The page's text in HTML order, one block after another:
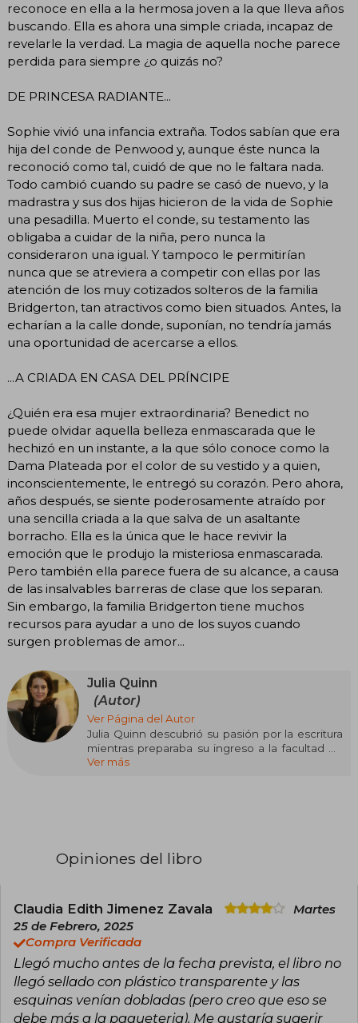
reconoce en ella a la hermosa joven a la que lleva años
buscando. Ella es ahora una simple criada, incapaz de
revelarle la verdad. La magia de aquella noche parece
perdida para siempre ¿o quizás no?
DE PRINCESA RADIANTE...
Sophie vivió una infancia extraña. Todos sabían que era
hija del conde de Penwood y, aunque éste nunca la
reconoció como tal, cuidó de que no le faltara nada.
Todo cambió cuando su padre se casó de nuevo, y la
madrastra y sus dos hijas hicieron de la vida de Sophie
una pesadilla. Muerto el conde, su testamento las
obligaba a cuidar de la niña, pero nunca la
consideraron una igual. Y tampoco le permitirían
nunca que se atreviera a competir con ellas por las
atención de los muy cotizados solteros de la familia
Bridgerton, tan atractivos como bien situados. Antes, la
echarían a la calle donde, suponían, no tendría jamás
una oportunidad de acercarse a ellos.
...A CRIADA EN CASA DEL PRÍNCIPE
¿Quién era esa mujer extraordinaria? Benedict no
puede olvidar aquella belleza enmascarada que le
hechizó en un instante, a la que sólo conoce como la
Dama Plateada por el color de su vestido y a quien,
inconscientemente, le entregó su corazón. Pero ahora,
años después, se siente poderosamente atraído por
una sencilla criada a la que salva de un asaltante
borracho. Ella es la única que le hace revivir la
emoción que le produjo la misteriosa enmascarada.
Pero también ella parece fuera de su alcance, a causa
de las insalvables barreras de clase que los separan.
Sin embargo, la familia Bridgerton tiene muchos
recursos para ayudar a uno de los suyos cuando
surgen problemas de amor...
Julia Quinn
(Autor)
Ver Página del Autor
Julia Quinn descubrió su pasión por la escritura
mientras preparaba su ingreso a la facultad de
Medicina, pero no tardó en darse cuenta de
lugar en el exclusivo Romance Writers of
America Hall of Fame, honor reservado solo
para unas pocas figuras destacadas de la
literatura romántica.
Su serie más célebre, la saga de los Bridgerton,
publicada por Titania, ha conquistado a lectores
de todo el mundo y sirvió de inspiración para la
Ver más
Opiniones del libro
Claudia Edith Jimenez Zavala
Martes
25 de Febrero, 2025
Compra Verificada
Llegó mucho antes de la fecha prevista, el libro no
llegó sellado con plástico transparente y las
esquinas venían dobladas (pero creo que eso se
debe más a la paqueteria). Me gustaría sugerir